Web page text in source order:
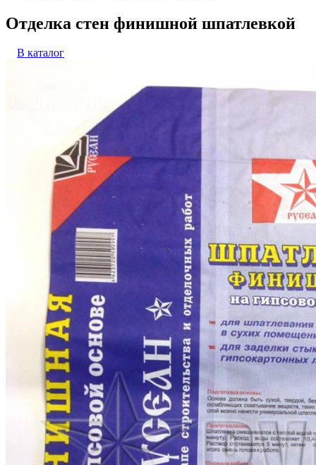
Отделка стен финишной шпатлевкой
В каталог